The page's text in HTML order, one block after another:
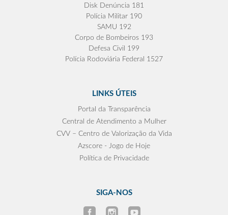
Disk Denúncia 181
Polícia Militar 190
SAMU 192
Corpo de Bombeiros 193
Defesa Civil 199
Polícia Rodoviária Federal 1527
LINKS ÚTEIS
Portal da Transparência
Central de Atendimento a Mulher
CVV – Centro de Valorização da Vida
Azscore - Jogo de Hoje
Política de Privacidade
SIGA-NOS